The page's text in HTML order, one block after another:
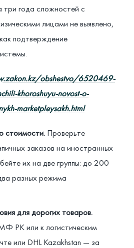
три года сложностей с
лицами не выявлено,
подтверждение
obshestvo/6520469-
khoroshuyu-novost-o-
marketpleysakh.html
стоимости. Проверьте
заказов на иностранных
их на две группы: до 200
разных режима
для дорогих товаров.
РК или к логистическим
или DHL Kazakhstan — за